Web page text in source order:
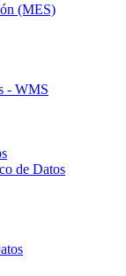
(MES)
- WMS
de Datos